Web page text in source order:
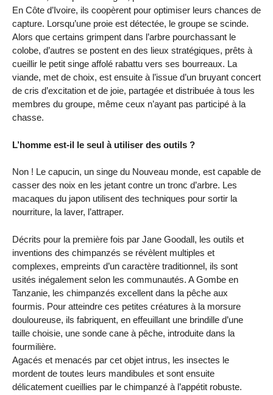
En Côte d’Ivoire, ils coopèrent pour optimiser leurs chances de
capture. Lorsqu’une proie est détectée, le groupe se scinde.
Alors que certains grimpent dans l’arbre pourchassant le
colobe, d’autres se postent en des lieux stratégiques, prêts à
cueillir le petit singe affolé rabattu vers ses bourreaux. La
viande, met de choix, est ensuite à l’issue d’un bruyant concert
de cris d’excitation et de joie, partagée et distribuée à tous les
membres du groupe, même ceux n’ayant pas participé à la
chasse.
L’homme est-il le seul à utiliser des outils ?
Non ! Le capucin, un singe du Nouveau monde, est capable de
casser des noix en les jetant contre un tronc d’arbre. Les
macaques du japon utilisent des techniques pour sortir la
nourriture, la laver, l’attraper.
Décrits pour la première fois par Jane Goodall, les outils et
inventions des chimpanzés se révèlent multiples et
complexes, empreints d’un caractère traditionnel, ils sont
usités inégalement selon les communautés. A Gombe en
Tanzanie, les chimpanzés excellent dans la pêche aux
fourmis. Pour atteindre ces petites créatures à la morsure
douloureuse, ils fabriquent, en effeuillant une brindille d’une
taille choisie, une sonde cane à pêche, introduite dans la
fourmilière.
Agacés et menacés par cet objet intrus, les insectes le
mordent de toutes leurs mandibules et sont ensuite
délicatement cueillies par le chimpanzé à l’appétit robuste.